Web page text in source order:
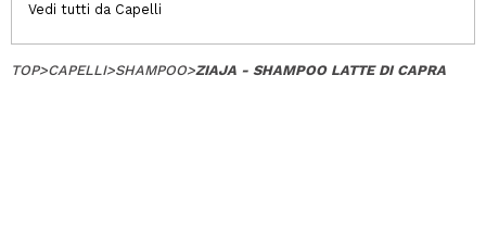
Vedi tutti da Capelli
TOP>CAPELLI>SHAMPOO>ZIAJA - SHAMPOO LATTE DI CAPRA